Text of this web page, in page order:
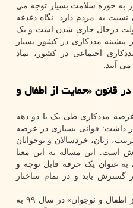
به حوزه سلامت بسیار توجه می
نسبت به مردم دارد. نگاه دغدغه
درحال جاری شدن است و یک
مددکاری در کشور بسیار
اجتماعی در کشور، نماد
آیند.
قانون «حمایت از اطفال و
عرصه مددکاری طی یک یا دو دهه
داشت: قوانی بسیاری در عرصه
زنان، خردسالان و نوجوانان
است. این مساله به این معنا
عنوان یک حرفه قابل توجه و
گسترش یابد و در تمام ساختار
وی با اعلان اینکه قانون «حمایت از اطفال و نوجوان» در سال ۹۹ به